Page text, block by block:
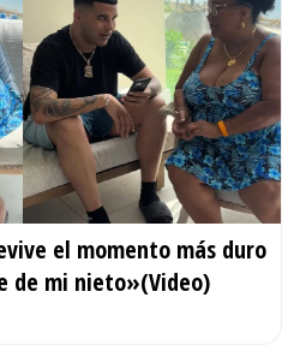
el momento más duro
de mi nieto»(Video)